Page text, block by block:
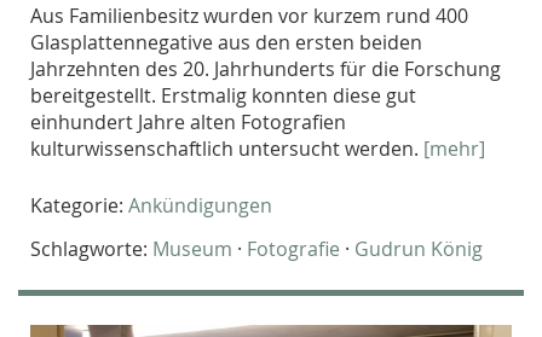
Aus Familienbesitz wurden vor kurzem rund 400
Glasplattennegative aus den ersten beiden
Jahrzehnten des 20. Jahrhunderts für die Forschung
bereitgestellt. Erstmalig konnten diese gut
einhundert Jahre alten Fotografien
kulturwissenschaftlich untersucht werden. [mehr]
Kategorie: Ankündigungen
Schlagworte: Museum · Fotografie · Gudrun König